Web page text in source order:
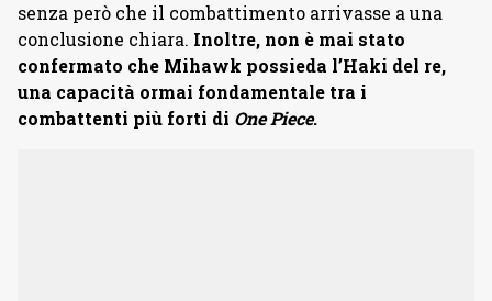
senza però che il combattimento arrivasse a una
conclusione chiara. Inoltre, non è mai stato
confermato che Mihawk possieda l’Haki del re,
una capacità ormai fondamentale tra i
combattenti più forti di One Piece.